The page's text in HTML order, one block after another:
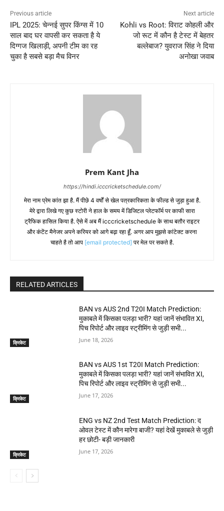
Previous article
IPL 2025: चेन्नई सुपर किंग्स में 10
साल बाद घर वापसी कर सकता है ये
दिग्गज खिलाड़ी, अपनी टीम का रह
चुका है सबसे बड़ा मैच विनर
Next article
Kohli vs Root: विराट कोहली और
जो रूट में कौन है टेस्ट में बेहतर
बल्लेबाज? युवराज सिंह ने दिया
अनोखा जवाब
Prem Kant Jha
https://hindi.icccricketschedule.com/
मेरा नाम प्रेम कांत झा है. मैं पीछे 4 वर्षों से खेल पत्रकारिकता के फील्ड से जुड़ा हुआ है.
मेरे द्वारा लिखे गए कुछ स्टोरी ने हाल के समय में डिजिटल प्लेटफॉर्म पर काफी सारा
ट्रैफिक हासिल किया है. ऐसे में अब मैं icccricketschedule के साथ बतौर राइटर
और कंटेंट मैनेजर अपने करियर को आगे बढ़ा रहा हूँ. अगर आप मुझसे कांटेक्ट करना
चाहते है तो आप [email protected] पर मेल पर सकते है.
RELATED ARTICLES
क्रिकेट
BAN vs AUS 2nd T20I Match Prediction:
मुकाबले में किसका पलड़ा भारी? यहां जानें संभावित XI,
पिच रिपोर्ट और लाइव स्ट्रीमिंग से जुड़ी सभी...
June 18, 2026
क्रिकेट
BAN vs AUS 1st T20I Match Prediction:
मुकाबले में किसका पलड़ा भारी? यहां जानें संभावित XI,
पिच रिपोर्ट और लाइव स्ट्रीमिंग से जुड़ी सभी...
June 17, 2026
क्रिकेट
ENG vs NZ 2nd Test Match Prediction: द
ओवल टेस्ट में कौन मारेगा बाजी? यहां देखें मुकाबले से जुड़ी
हर छोटी- बड़ी जानकारी
June 17, 2026